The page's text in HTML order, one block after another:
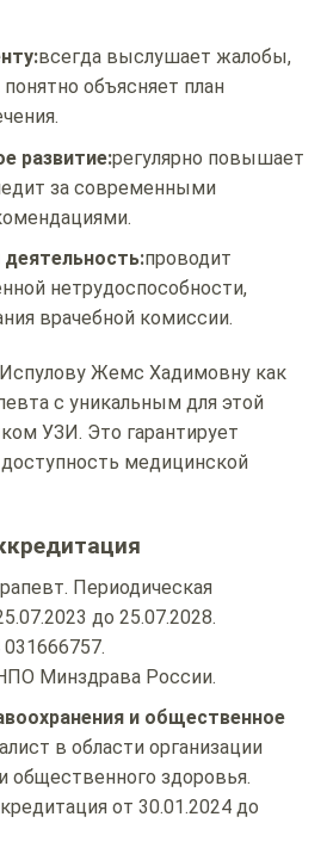
всегда выслушает жалобы,
объясняет план
развитие:регулярно повышает
за современными
проводит
нетрудоспособности,
врачебной комиссии.
Жемс Хадимовну как
с уникальным для этой
УЗИ. Это гарантирует
медицинской
Периодическая
до 25.07.2028.
Минздрава России.
и общественное
в области организации
общественного здоровья.
от 30.01.2024 до